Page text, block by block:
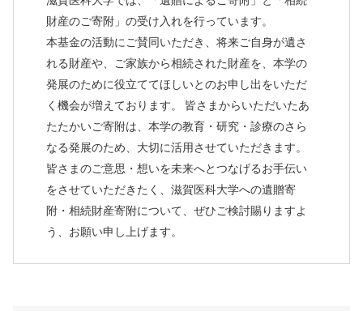
ず財産のご寄附」の受け入れを行っています。
本基金の活動にご賛同いただき、将来ご自身が遺さ
れる財産や、ご家族から相続された財産を、本学の
発展のために役立ててほしいとのお申し出をいただ
く機会が増えております。 皆さまからいただいたあ
たたかいご寄附は、本学の教育・研究・診療のさら
なる発展のため、大切に活用させていただきます。
皆さまのご意思・想いを未来へとつなげるお手伝い
をさせていただきたく、滋賀医科大学への遺贈寄
附・相続財産寄附について、ぜひご検討賜りますよ
う、お願い申し上げます。